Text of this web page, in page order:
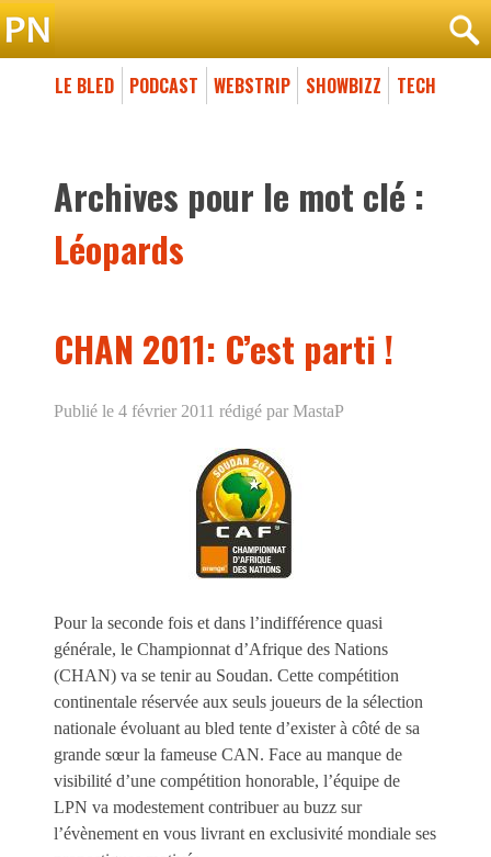
LE BLED PODCAST WEBSTRIP SHOWBIZZ TECH
Archives pour le mot clé :
Léopards
CHAN 2011: C’est parti !
Publié le 4 février 2011 rédigé par MastaP
Pour la seconde fois et dans l’indifférence quasi
générale, le Championnat d’Afrique des Nations
(CHAN) va se tenir au Soudan. Cette compétition
continentale réservée aux seuls joueurs de la sélection
nationale évoluant au bled tente d’exister à côté de sa
grande sœur la fameuse CAN. Face au manque de
visibilité d’une compétition honorable, l’équipe de
LPN va modestement contribuer au buzz sur
l’évènement en vous livrant en exclusivité mondiale ses